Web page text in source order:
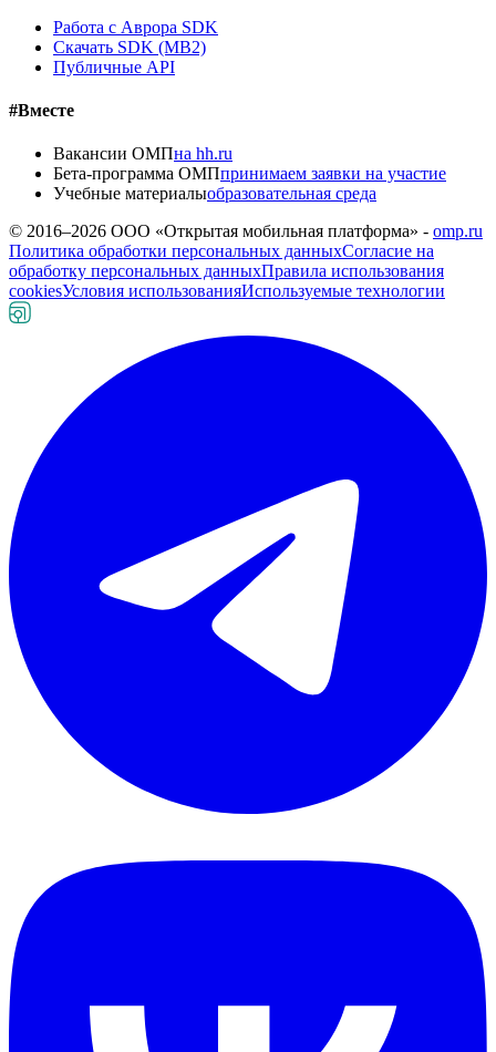
Работа с Аврора SDK
Скачать SDK (MB2)
Публичные API
#Вместе
Вакансии ОМПна hh.ru
Бета-программа ОМПпринимаем заявки на участие
Учебные материалыобразовательная среда
© 2016–2026 ООО «Открытая мобильная платформа» - omp.ru
Политика обработки персональных данныхСогласие на
обработку персональных данныхПравила использования
cookiesУсловия использованияИспользуемые технологии